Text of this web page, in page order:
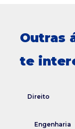
Outras
te
Direito
Engenharia